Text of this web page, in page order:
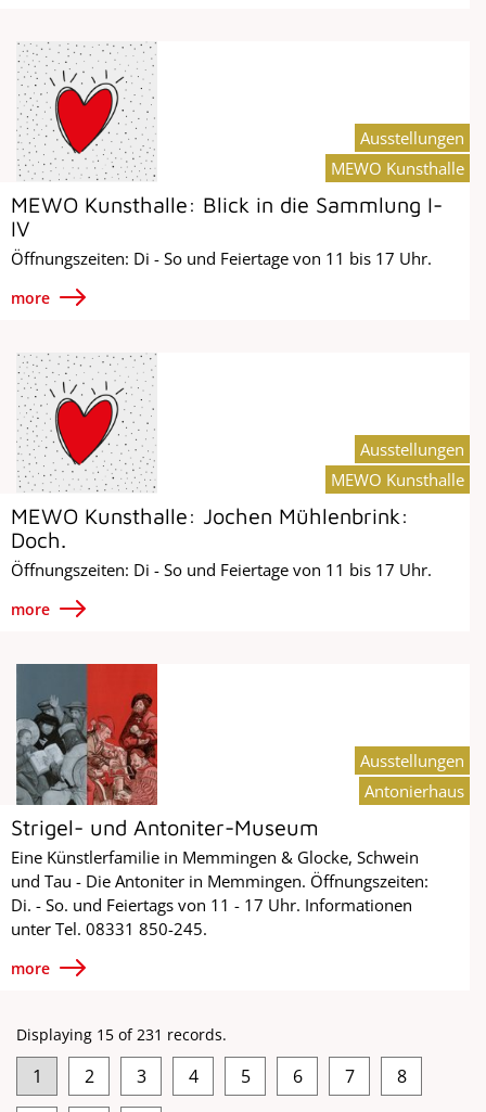
MEWO Kunsthalle: Blick in die Sammlung I-
IV
Öffnungszeiten: Di - So und Feiertage von 11 bis 17 Uhr.
more
Ausstellungen
MEWO Kunsthalle
MEWO Kunsthalle: Jochen Mühlenbrink:
Doch.
Öffnungszeiten: Di - So und Feiertage von 11 bis 17 Uhr.
more
Ausstellungen
MEWO Kunsthalle
Strigel- und Antoniter-Museum
Eine Künstlerfamilie in Memmingen & Glocke, Schwein
und Tau - Die Antoniter in Memmingen. Öffnungszeiten:
Di. - So. und Feiertags von 11 - 17 Uhr. Informationen
unter Tel. 08331 850-245.
more
Ausstellungen
Antonierhaus
Displaying 15 of 231 records.
1 2 3 4 5 6 7 8